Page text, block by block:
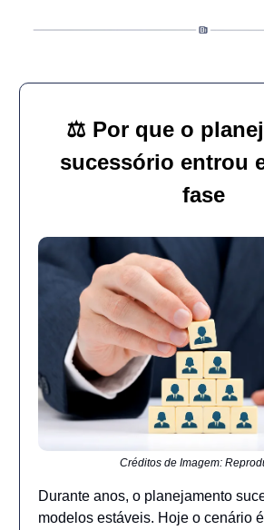
⚖️ Por que o
sucessório entrou
fase
Créditos de Imagem:
Durante anos, o planejamento
modelos estáveis. Hoje o cenário